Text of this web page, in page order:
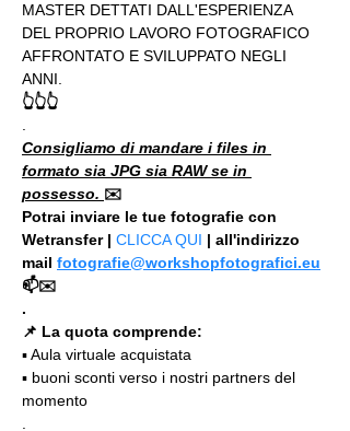
MASTER DETTATI DALL'ESPERIENZA
DEL PROPRIO LAVORO FOTOGRAFICO
AFFRONTATO E SVILUPPATO NEGLI
ANNI.
👆👆👆
Consigliamo di mandare i files in
formato sia JPG sia RAW se in
possesso. ✉️
Potrai inviare le tue fotografie con
Wetransfer | CLICCA QUI | all'indirizzo
mail fotografie@workshopfotografici.eu
📫✉️
.
📌 La quota comprende:
▪️ Aula virtuale acquistata
▪️ buoni sconti verso i nostri partners del
momento